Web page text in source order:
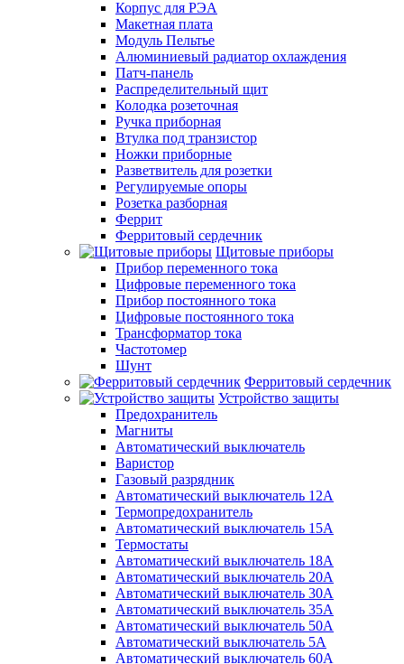
Корпус для РЭА
Макетная плата
Модуль Пельтье
Алюминиевый радиатор охлаждения
Патч-панель
Распределительный щит
Колодка розеточная
Ручка приборная
Втулка под транзистор
Ножки приборные
Разветвитель для розетки
Регулируемые опоры
Розетка разборная
Феррит
Ферритовый сердечник
Щитовые приборы
Прибор переменного тока
Цифровые переменного тока
Прибор постоянного тока
Цифровые постоянного тока
Трансформатор тока
Частотомер
Шунт
Ферритовый сердечник
Устройство защиты
Предохранитель
Магниты
Автоматический выключатель
Варистор
Газовый разрядник
Автоматический выключатель 12А
Термопредохранитель
Автоматический выключатель 15А
Термостаты
Автоматический выключатель 18А
Автоматический выключатель 20А
Автоматический выключатель 30А
Автоматический выключатель 35А
Автоматический выключатель 50А
Автоматический выключатель 5А
Автоматический выключатель 60А